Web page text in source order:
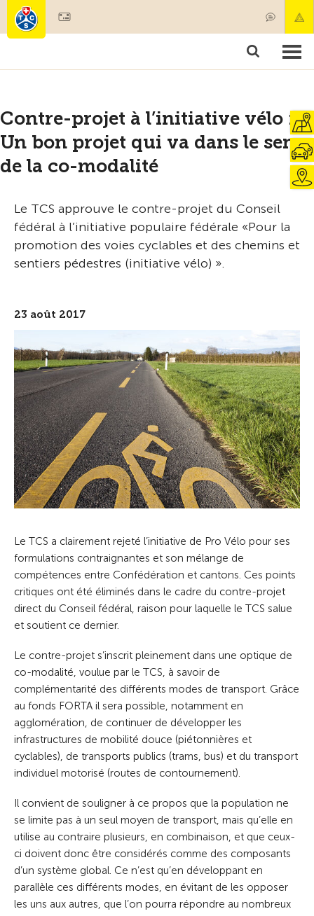
Membres & prestations
Contre-projet à l’initiative vélo :
Un bon projet qui va dans le sens
de la co-modalité
Le TCS approuve le contre-projet du Conseil
fédéral à l’initiative populaire fédérale «Pour la
promotion des voies cyclables et des chemins et
sentiers pédestres (initiative vélo) ».
23 août 2017
Le TCS a clairement rejeté l’initiative de Pro Vélo pour ses
formulations contraignantes et son mélange de
compétences entre Confédération et cantons. Ces points
critiques ont été éliminés dans le cadre du contre-projet
direct du Conseil fédéral, raison pour laquelle le TCS salue
et soutient ce dernier.
Le contre-projet s’inscrit pleinement dans une optique de
co-modalité, voulue par le TCS, à savoir de
complémentarité des différents modes de transport. Grâce
au fonds FORTA il sera possible, notamment en
agglomération, de continuer de développer les
infrastructures de mobilité douce (piétonnières et
cyclables), de transports publics (trams, bus) et du transport
individuel motorisé (routes de contournement).
Il convient de souligner à ce propos que la population ne
se limite pas à un seul moyen de transport, mais qu’elle en
utilise au contraire plusieurs, en combinaison, et que ceux-
ci doivent donc être considérés comme des composants
d’un système global. Ce n’est qu’en développant en
parallèle ces différents modes, en évitant de les opposer
les uns aux autres, que l’on pourra répondre au nombreux